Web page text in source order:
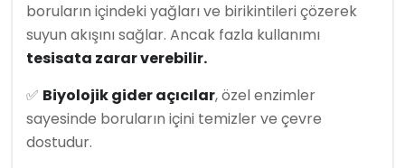
boruların içindeki yağları ve birikintileri çözerek
suyun akışını sağlar. Ancak fazla kullanımı
tesisata zarar verebilir.
✅ Biyolojik gider açıcılar, özel enzimler
sayesinde boruların içini temizler ve çevre
dostudur.